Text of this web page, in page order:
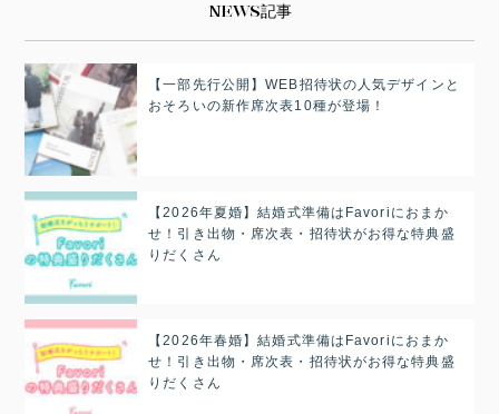
NEWS記事
【一部先行公開】WEB招待状の人気デザインと
おそろいの新作席次表10種が登場！
【2026年夏婚】結婚式準備はFavoriにおまか
せ！引き出物・席次表・招待状がお得な特典盛
りだくさん
【2026年春婚】結婚式準備はFavoriにおまか
せ！引き出物・席次表・招待状がお得な特典盛
りだくさん